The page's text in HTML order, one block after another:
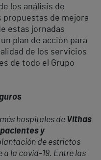
los análisis de
propuestas de mejora
estas jornadas
plan de acción para
de los servicios
de todo el Grupo
hospitales de Vithas
y
de estrictos
la covid-19. Entre las